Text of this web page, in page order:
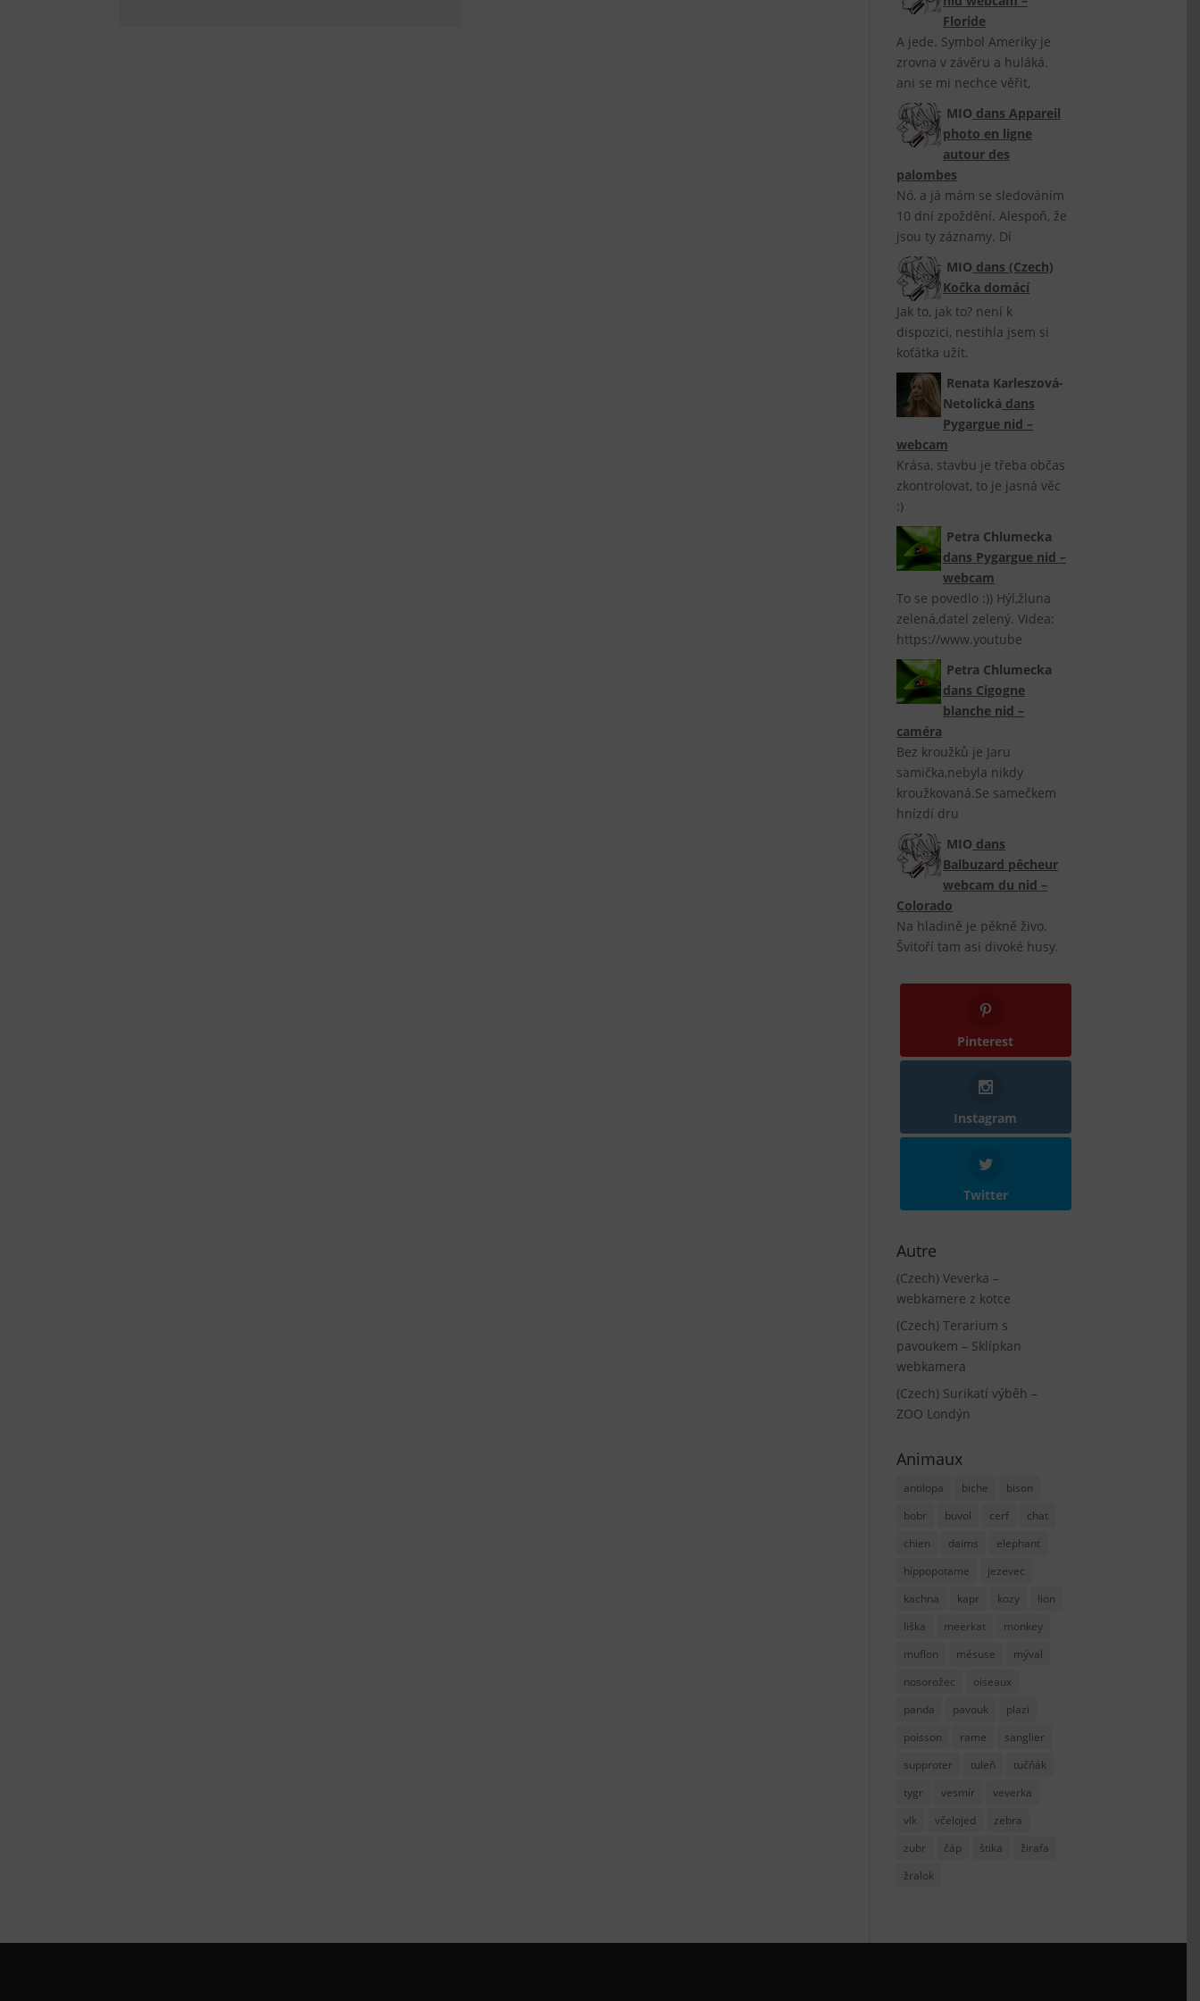
Floride
A jede. Symbol Ameriky je
zrovna v závěru a huláká.
ani se mi nechce věřit,
MIO dansAppareil
photo en ligne
autour des
palombes
Nó, a já mám se sledováním
10 dní zpoždění. Alespoň, že
jsou ty záznamy. Dí
MIO dans (Czech)
Kočka domácí
Jak to, jak to? není k
dispozici, nestihla jsem si
koťátka užít.
Renata Karleszová-
Netolická dans
Pygargue nid –
webcam
Krása, stavbu je třeba občas
zkontrolovat, to je jasná věc
:)
Petra Chlumecka
dans Pygargue nid –
webcam
To se povedlo :)) Hýl,žluna
zelená,datel zelený. Videa:
https://www.youtube
Petra Chlumecka
dans Cigogne
blanche nid –
caméra
Bez kroužků je Jaru
samička,nebyla nikdy
kroužkovaná.Se samečkem
hnízdí dru
MIO dans
Balbuzard pêcheur
webcam du nid –
Colorado
Na hladině je pěkně živo.
Švitoří tam asi divoké husy.
Pinterest
Instagram
Twitter
Autre
(Czech) Veverka –
webkamere z kotce
(Czech) Terarium s
pavoukem – Sklípkan
webkamera
(Czech) Surikatí výběh –
ZOO Londýn
Animaux
antilopa biche
bison
bobr
buvol cerf
chat
chien
daims
elephant
hippopotame
jezevec
kachna
kapr kozy
lion
liška
meerkat
monkey
muflon
mésuse
mýval
nosorožec
oiseaux
panda
pavouk
plazi
poisson
rame
sanglier
supproter
tuleň
tučňák
tygr
vesmír
veverka
vlk
včelojed
zebra
zubr
čáp štika
žirafa
žralok